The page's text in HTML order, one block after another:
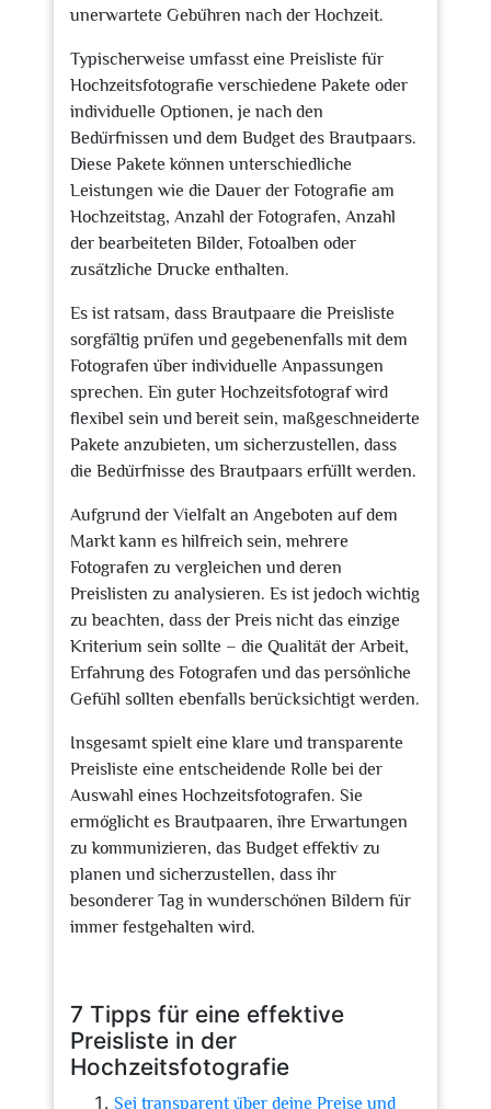
unerwartete Gebühren nach der Hochzeit.
Typischerweise umfasst eine Preisliste für
Hochzeitsfotografie verschiedene Pakete oder
individuelle Optionen, je nach den
Bedürfnissen und dem Budget des Brautpaars.
Diese Pakete können unterschiedliche
Leistungen wie die Dauer der Fotografie am
Hochzeitstag, Anzahl der Fotografen, Anzahl
der bearbeiteten Bilder, Fotoalben oder
zusätzliche Drucke enthalten.
Es ist ratsam, dass Brautpaare die Preisliste
sorgfältig prüfen und gegebenenfalls mit dem
Fotografen über individuelle Anpassungen
sprechen. Ein guter Hochzeitsfotograf wird
flexibel sein und bereit sein, maßgeschneiderte
Pakete anzubieten, um sicherzustellen, dass
die Bedürfnisse des Brautpaars erfüllt werden.
Aufgrund der Vielfalt an Angeboten auf dem
Markt kann es hilfreich sein, mehrere
Fotografen zu vergleichen und deren
Preislisten zu analysieren. Es ist jedoch wichtig
zu beachten, dass der Preis nicht das einzige
Kriterium sein sollte – die Qualität der Arbeit,
Erfahrung des Fotografen und das persönliche
Gefühl sollten ebenfalls berücksichtigt werden.
Insgesamt spielt eine klare und transparente
Preisliste eine entscheidende Rolle bei der
Auswahl eines Hochzeitsfotografen. Sie
ermöglicht es Brautpaaren, ihre Erwartungen
zu kommunizieren, das Budget effektiv zu
planen und sicherzustellen, dass ihr
besonderer Tag in wunderschönen Bildern für
immer festgehalten wird.
7 Tipps für eine effektive
Preisliste in der
Hochzeitsfotografie
Sei transparent über deine Preise und